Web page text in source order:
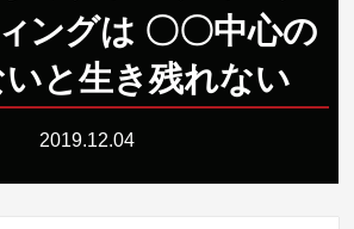
ィングは 〇〇中心の
と生き残れない
2019.12.04